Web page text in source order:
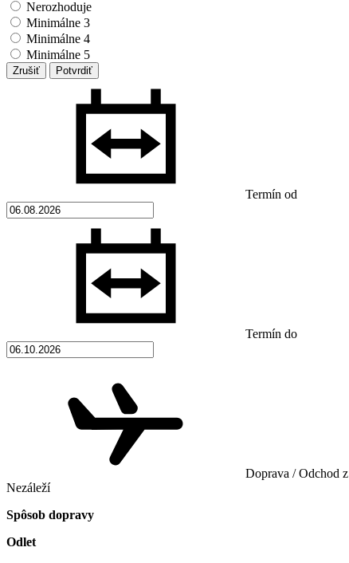
Nerozhoduje
Minimálne 3
Minimálne 4
Minimálne 5
Zrušiť Potvrdiť
Termín od
Termín do
Doprava / Odchod z
Nezáleží
Spôsob dopravy
Odlet